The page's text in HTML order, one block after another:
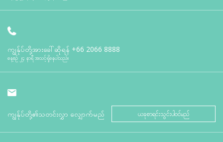
ကျွန်ုပ်တို့အားခေါ်ဆိုရန် +66 2066 8888
နေ့စဉ် ၂၄ နာရီ အသင့်ရှိနေပါသည်။
ကျွန်ုပ်တို့၏သတင်းလွှာ လျှောက်မည် ယခုစာရင်းသွင်းပါဝင်မည်